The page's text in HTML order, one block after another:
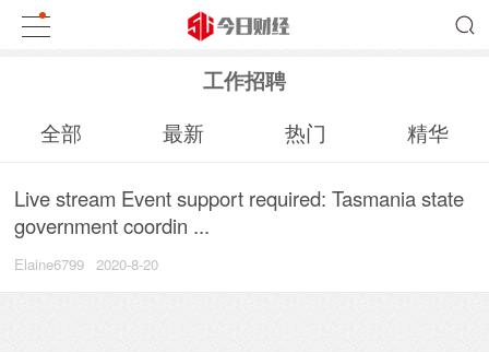
工作招聘
全部 最新 热门 精华
Live stream Event support required: Tasmania state
government coordin ...
Elaine6799 2020-8-20